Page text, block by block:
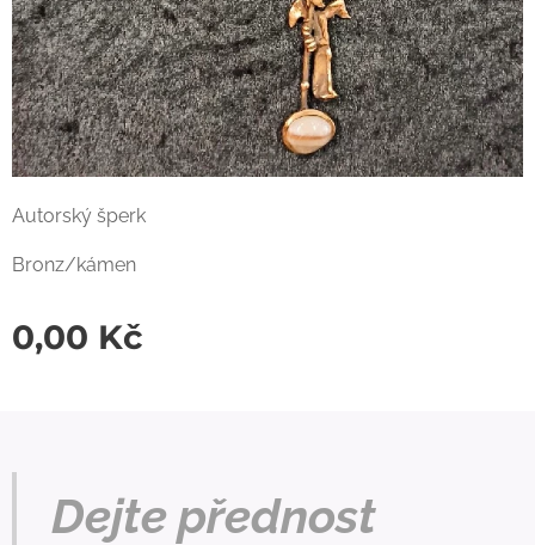
Autorský šperk
Bronz/kámen
0,00 Kč
Dejte přednost